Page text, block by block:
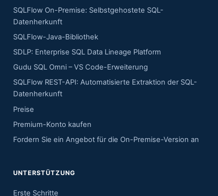
SQLFlow On-Premise: Selbstgehostete SQL-
Datenherkunft
SQLFlow-Java-Bibliothek
SDLP: Enterprise SQL Data Lineage Platform
Gudu SQL Omni – VS Code-Erweiterung
SQLFlow REST-API: Automatisierte Extraktion der SQL-
Datenherkunft
Preise
Premium-Konto kaufen
Fordern Sie ein Angebot für die On-Premise-Version an
UNTERSTÜTZUNG
Erste Schritte